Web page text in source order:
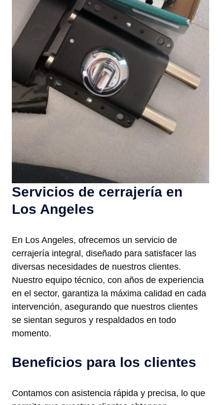
Servicios de cerrajería en
Los Angeles
En Los Angeles, ofrecemos un servicio de
cerrajería integral, diseñado para satisfacer las
diversas necesidades de nuestros clientes.
Nuestro equipo técnico, con años de experiencia
en el sector, garantiza la máxima calidad en cada
intervención, asegurando que nuestros clientes
se sientan seguros y respaldados en todo
momento.
Beneficios para los clientes
Contamos con asistencia rápida y precisa, lo que